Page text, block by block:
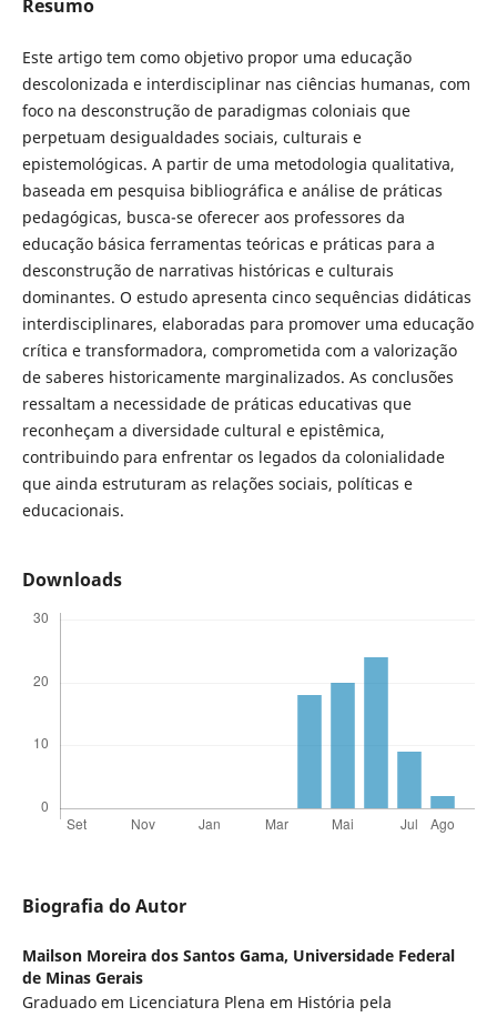
Resumo
Este artigo tem como objetivo propor uma educação
descolonizada e interdisciplinar nas ciências humanas, com
foco na desconstrução de paradigmas coloniais que
perpetuam desigualdades sociais, culturais e
epistemológicas. A partir de uma metodologia qualitativa,
baseada em pesquisa bibliográfica e análise de práticas
pedagógicas, busca-se oferecer aos professores da
educação básica ferramentas teóricas e práticas para a
desconstrução de narrativas históricas e culturais
dominantes. O estudo apresenta cinco sequências didáticas
interdisciplinares, elaboradas para promover uma educação
crítica e transformadora, comprometida com a valorização
de saberes historicamente marginalizados. As conclusões
ressaltam a necessidade de práticas educativas que
reconheçam a diversidade cultural e epistêmica,
contribuindo para enfrentar os legados da colonialidade
que ainda estruturam as relações sociais, políticas e
educacionais.
Downloads
Biografia do Autor
Mailson Moreira dos Santos Gama, Universidade Federal
de Minas Gerais
Graduado em Licenciatura Plena em História pela